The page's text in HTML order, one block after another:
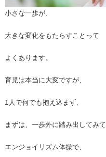
小さな一歩が、
大きな変化をもたらすことって
よくあります。
育児は本当に大変ですが、
1人で何でも抱え込まず、
まずは、一歩外に踏み出してみ
エンジョイリズム体操で、